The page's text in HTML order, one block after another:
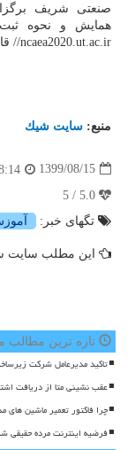
صنعتی شریف
//ncaea2020.ut.ac.ir قابل دسترس است.
منبع: سایت شیك
1399/08/15
تگهای خبر:
این مطلب سایت
تازه ترین مطالب
تاکید مدیرعامل شرکت
عقب نشینی متا از دریافت
چرا فاکتور تعمیر ماشین
فرضیه اینترنت مرده حقیقی